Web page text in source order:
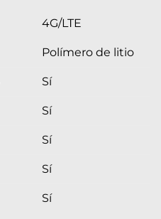
4G/LTE
Polímero de litio
Sí
Sí
Sí
Sí
Sí